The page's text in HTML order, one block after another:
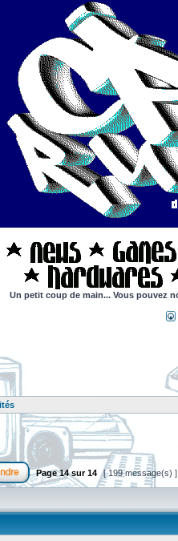
Un petit coup de main... Vous pouvez
Page14sur14 [ 199 message(s)